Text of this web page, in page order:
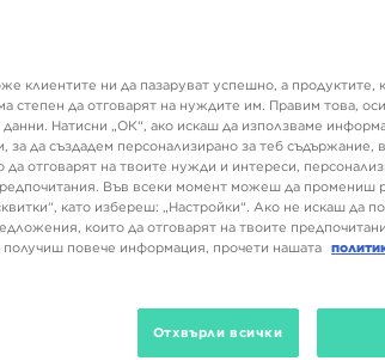
клиентите ни да пазаруват успешно, а продуктите,
степен да отговарят на нуждите им. Правим това,
данни. Натисни „ОК“, ако искаш да използваме
за да създадем персонализирано за теб съдържание,
да отговарят на твоите нужди и интереси,
Във всеки момент можеш да промениш
като избереш: „Настройки“. Ако не искаш да
които да отговарят на твоите
получиш повече информация, прочети нашата
Отхвърли всички